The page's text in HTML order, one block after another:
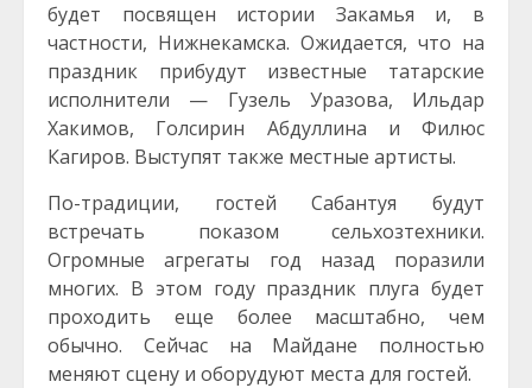
будет посвящен истории Закамья и, в
частности, Нижнекамска. Ожидается, что на
праздник прибудут известные татарские
исполнители — Гузель Уразова, Ильдар
Хакимов, Голсирин Абдуллина и Филюс
Кагиров. Выступят также местные артисты.
По-традиции, гостей Сабантуя будут
встречать показом сельхозтехники.
Огромные агрегаты год назад поразили
многих. В этом году праздник плуга будет
проходить еще более масштабно, чем
обычно. Сейчас на Майдане полностью
меняют сцену и оборудуют места для гостей.